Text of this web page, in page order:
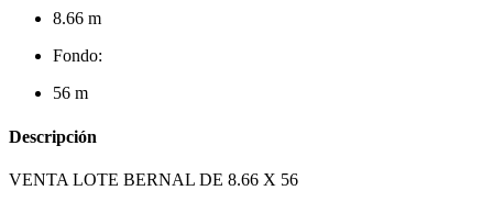
8.66 m
Fondo:
56 m
Descripción
VENTA LOTE BERNAL DE 8.66 X 56